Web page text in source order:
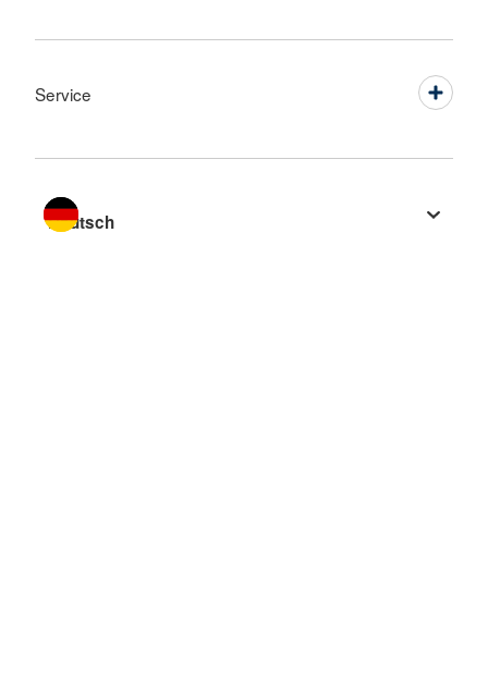
Service
Sprache wechseln zu